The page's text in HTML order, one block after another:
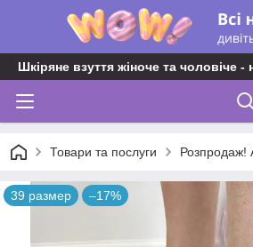
Шкіряне взуття жіноче та чоловіче -
Товари та послуги Розпродаж!
39 размер –17%